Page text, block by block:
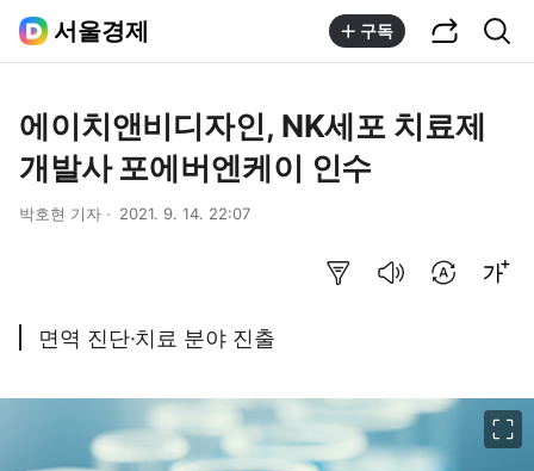
서울경제 구독
에이치앤비디자인, NK세포 치료제
개발사 포에버엔케이 인수
박호현 기자 2021. 9. 14. 22:07
면역 진단·치료 분야 진출